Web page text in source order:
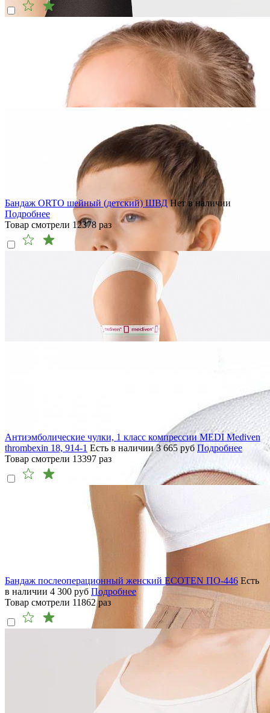
Бандаж ORTO шейный (детский) ШВД Нет в наличии
Подробнее
Товар смотрели 12378 раз
Антиэмболические чулки, 1 класс компрессии MEDI Mediven
thrombexin 18, 914-1 Есть в наличии 3 665 руб Подробнее
Товар смотрели 13397 раз
Бандаж послеоперационный женский ECOTEN ПО-446 Есть
в наличии 4 300 руб Подробнее
Товар смотрели 11862раз